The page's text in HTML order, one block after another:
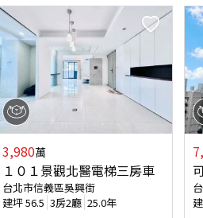
3,980萬
１０１景觀北醫電梯三房車
台北市信義區吳興街
建坪56.5 3房2廳 25.0年